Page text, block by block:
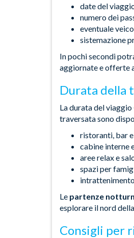
date del
numero dei
eventuale
sistemazione
In pochi secondi
aggiornate e offerte
Durata della
La durata del viaggio
traversata sono
ristoranti, bar
cabine interne
aree relax e
spazi per
Le partenze
esplorare il nord
Consigli per